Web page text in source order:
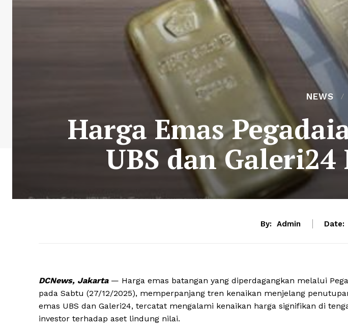
NEWS
Harga Emas
UBS dan
By: Admin Date:
DCNews, Jakarta— Harga emas batangan yang diperdagangkan melalui
pada Sabtu (27/12/2025), memperpanjang tren kenaikan menjelang
emas UBS dan Galeri24, tercatat mengalami kenaikan harga signifikan di
investor terhadap aset lindung nilai.